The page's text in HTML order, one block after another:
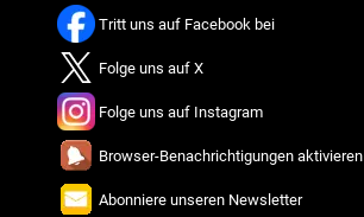
Tritt uns auf Facebook bei
Folge uns auf X
Folge uns auf Instagram
Browser-Benachrichtigungen aktivieren
Abonniere unseren Newsletter